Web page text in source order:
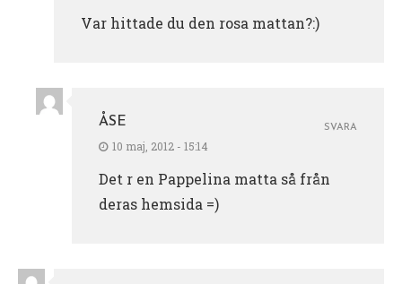
Var hittade du den rosa mattan?:)
ÅSE
10 maj, 2012 - 15:14
Det r en Pappelina matta så från
deras hemsida =)
SVARA